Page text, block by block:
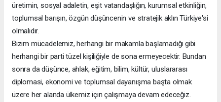
üretimin, sosyal adaletin, eşit vatandaşlığın, kurumsal etkinliğin,
toplumsal barışın, özgün düşüncenin ve stratejik aklın Türkiye'si
olmalıdır.
Bizim mücadelemiz, herhangi bir makamla başlamadığı gibi
herhangi bir parti tüzel kişiliğiyle de sona ermeyecektir. Bundan
sonra da düşünce, ahlak, eğitim, bilim, kültür, uluslararası
diplomasi, ekonomi ve toplumsal dayanışma başta olmak
üzere her alanda ülkemiz için çalışmaya devam edeceğiz.